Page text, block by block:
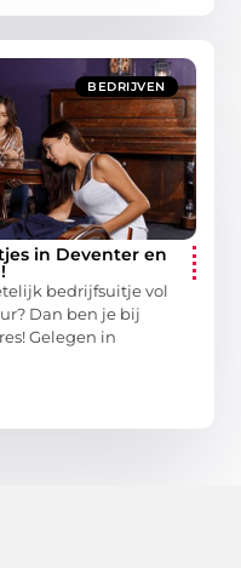
BEDRIJVEN
in Deventer en
bedrijfsuitje vol
Dan ben je bij
Gelegen in